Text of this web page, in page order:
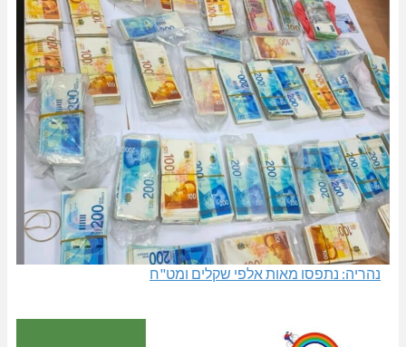
נהריה: נתפסו מאות אלפי שקלים ומט"ח